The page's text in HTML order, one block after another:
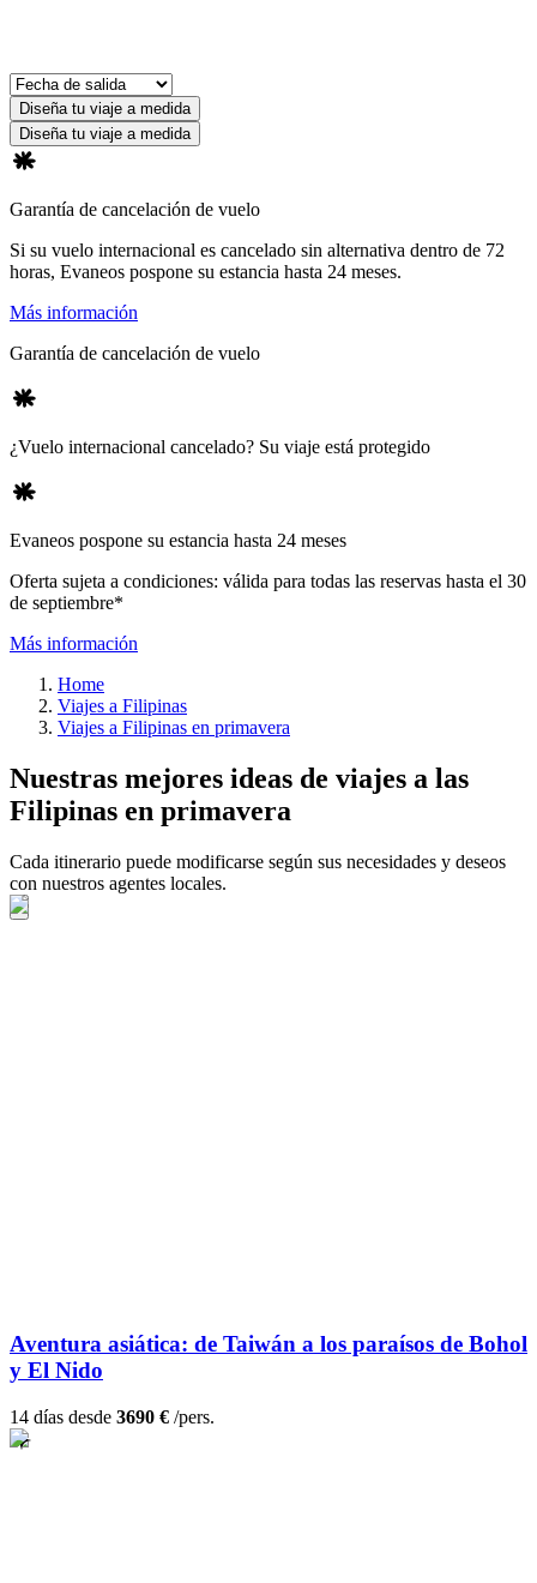
Diseña tu viaje a medida
Diseña tu viaje a medida
Garantía de cancelación de vuelo
Si su vuelo internacional es cancelado sin alternativa dentro de 72
horas, Evaneos pospone su estancia hasta 24 meses.
Más información
Garantía de cancelación de vuelo
¿Vuelo internacional cancelado? Su viaje está protegido
Evaneos pospone su estancia hasta 24 meses
Oferta sujeta a condiciones: válida para todas las reservas hasta el 30
de septiembre*
Más información
Home
Viajes a Filipinas
Viajes a Filipinas en primavera
Nuestras mejores ideas de viajes a las
Filipinas en primavera
Cada itinerario puede modificarse según sus necesidades y deseos
con nuestros agentes locales.
Aventura asiática: de Taiwán a los paraísos de Bohol
y El Nido
14 días desde 3690 € /pers.